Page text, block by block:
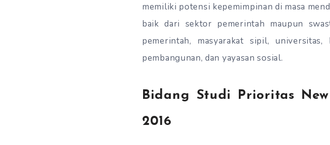
memiliki potensi kepemimpinan di masa
baik dari sektor pemerintah maupun
pemerintah, masyarakat sipil,
pembangunan, dan yayasan sosial.
Bidang Studi Prioritas
2016